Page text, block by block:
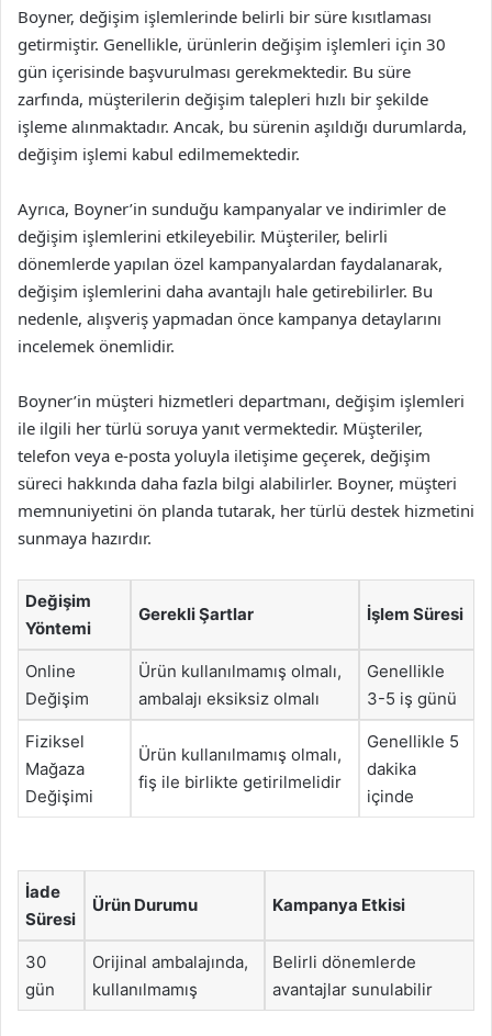
Boyner, değişim işlemlerinde belirli bir süre kısıtlaması
getirmiştir. Genellikle, ürünlerin değişim işlemleri için 30
gün içerisinde başvurulması gerekmektedir. Bu süre
zarfında, müşterilerin değişim talepleri hızlı bir şekilde
işleme alınmaktadır. Ancak, bu sürenin aşıldığı durumlarda,
değişim işlemi kabul edilmemektedir.
Ayrıca, Boyner’in sunduğu kampanyalar ve indirimler de
değişim işlemlerini etkileyebilir. Müşteriler, belirli
dönemlerde yapılan özel kampanyalardan faydalanarak,
değişim işlemlerini daha avantajlı hale getirebilirler. Bu
nedenle, alışveriş yapmadan önce kampanya detaylarını
incelemek önemlidir.
Boyner’in müşteri hizmetleri departmanı, değişim işlemleri
ile ilgili her türlü soruya yanıt vermektedir. Müşteriler,
telefon veya e-posta yoluyla iletişime geçerek, değişim
süreci hakkında daha fazla bilgi alabilirler. Boyner, müşteri
memnuniyetini ön planda tutarak, her türlü destek hizmetini
sunmaya hazırdır.
Değişim
Yöntemi
Gerekli Şartlar İşlem Süresi
Online
Değişim
Ürün kullanılmamış olmalı,
ambalajı eksiksiz olmalı
Genellikle
3-5 iş günü
Fiziksel
Mağaza
Değişimi
Ürün kullanılmamış olmalı,
fiş ile birlikte getirilmelidir
Genellikle 5
dakika
içinde
İade
Süresi
Ürün Durumu Kampanya Etkisi
30
gün
Orijinal ambalajında,
kullanılmamış
Belirli dönemlerde
avantajlar sunulabilir